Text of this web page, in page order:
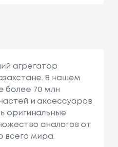
агрегатор
В нашем
более 70 млн
и аксессуаров
оригинальные
аналогов от
всего мира.